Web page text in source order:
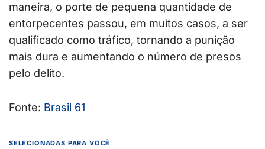
maneira, o porte de pequena quantidade de
entorpecentes passou, em muitos casos, a ser
qualificado como tráfico, tornando a punição
mais dura e aumentando o número de presos
pelo delito.
Fonte: Brasil 61
SELECIONADAS PARA VOCÊ